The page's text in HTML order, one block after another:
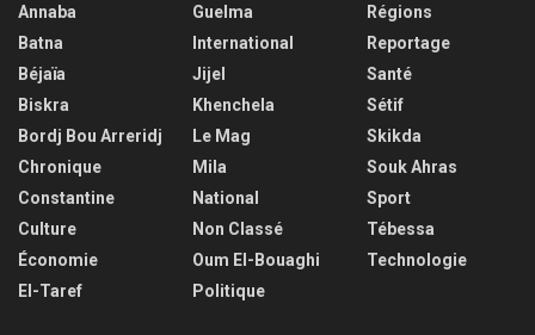
Annaba
Batna
Béjaïa
Biskra
Bordj Bou Arreridj
Chronique
Constantine
Culture
Économie
El-Taref
Guelma
International
Jijel
Khenchela
Le Mag
Mila
National
Non Classé
Oum El-Bouaghi
Politique
Régions
Reportage
Santé
Sétif
Skikda
Souk Ahras
Sport
Tébessa
Technologie